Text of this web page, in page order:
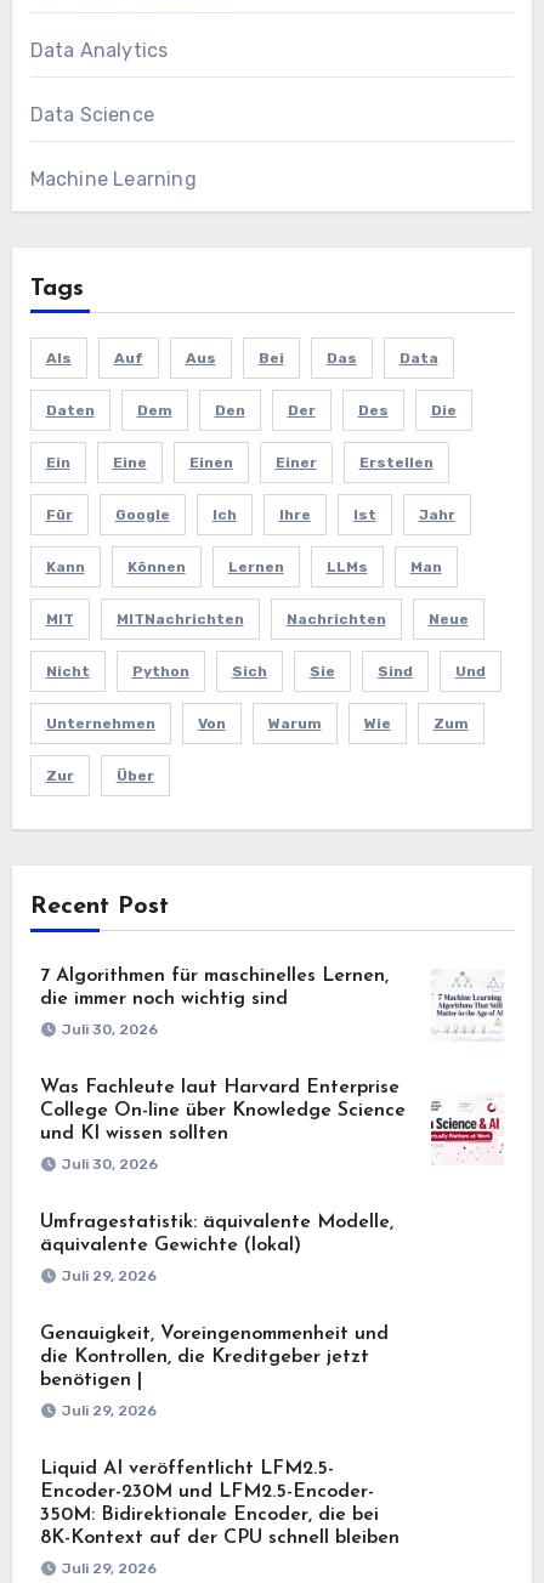
Data Analytics
Data Science
Machine Learning
Tags
Als Auf Aus Bei Das Data
Daten Dem Den Der Des Die
Ein Eine Einen Einer Erstellen
Für Google Ich Ihre Ist Jahr
Kann Können Lernen LLMs Man
MIT MITNachrichten Nachrichten Neue
Nicht Python Sich Sie Sind Und
Unternehmen Von Warum Wie Zum
Zur Über
Recent Post
7 Algorithmen für maschinelles Lernen,
die immer noch wichtig sind
Juli 30, 2026
Was Fachleute laut Harvard Enterprise
College On-line über Knowledge Science
und KI wissen sollten
Juli 30, 2026
Umfragestatistik: äquivalente Modelle,
äquivalente Gewichte (lokal)
Juli 29, 2026
Genauigkeit, Voreingenommenheit und
die Kontrollen, die Kreditgeber jetzt
benötigen |
Juli 29, 2026
Liquid AI veröffentlicht LFM2.5-
Encoder-230M und LFM2.5-Encoder-
350M: Bidirektionale Encoder, die bei
8K-Kontext auf der CPU schnell bleiben
Juli 29, 2026